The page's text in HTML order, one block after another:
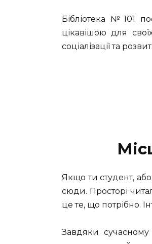
Бібліотека №101
цікавішою для
соціалізації та
Якщо ти студент,
сюди. Просторі
це те, що потрібно.
Завдяки сучасному